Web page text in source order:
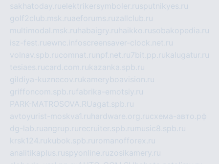
sakhatoday.ruelektrikersymboler.rusputnikyes.ru
golf2club.msk.ruaeforums.ruzallclub.ru
multimodal.msk.ru habaigry.ru haikko.rusobakopedia.ru
isz-fest.ruewnc.infoscreensaver-clock.net.ru
volnav.spb.rucomnat.ru npf.net.ru 7bit.pp.rukalugatur.ru
tesiaes.rucard.com.rukazanka.spb.ru
gildiya-kuznecov.rukameryboavision.ru
griffoncom.spb.rufabrika-emotsiy.ru
PARK-MATROSOVA.RUagat.spb.ru
avtoyurist-moskva1.ru hardware.org.ruсхема-авто.рф
dg-lab.ruangrup.ru recruiter.spb.ru music8.spb.ru
krsk124.rukubok.spb.ru romanofforex.ru
analitikaplus.ruspyonline.ruzosikamery.ru